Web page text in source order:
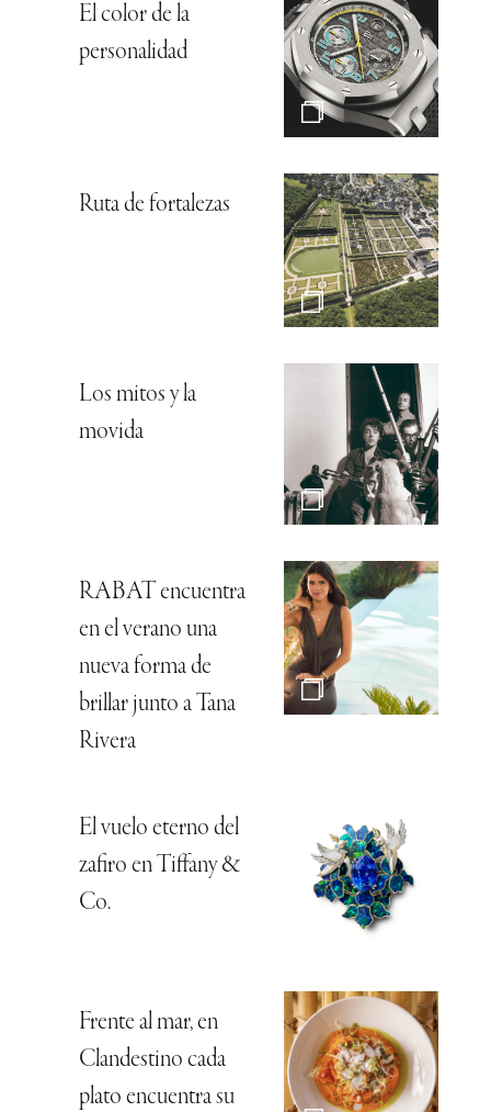
El color de la
personalidad
Ruta de fortalezas
Los mitos y la
movida
RABAT encuentra
en el verano una
nueva forma de
brillar junto a Tana
Rivera
El vuelo eterno del
zafiro en Tiffany &
Co.
Frente al mar, en
Clandestino cada
plato encuentra su